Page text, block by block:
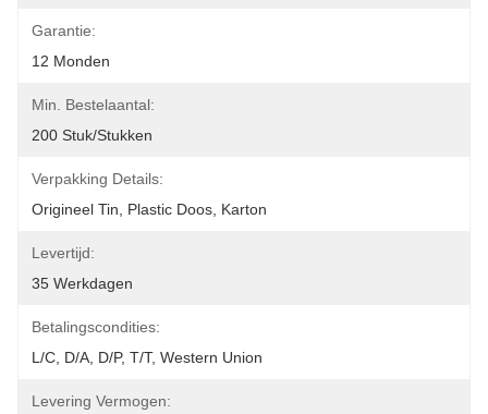
Garantie:
12 Monden
Min. Bestelaantal:
200 Stuk/Stukken
Verpakking Details:
Origineel Tin, Plastic Doos, Karton
Levertijd:
35 Werkdagen
Betalingscondities:
L/C, D/A, D/P, T/T, Western Union
Levering Vermogen: